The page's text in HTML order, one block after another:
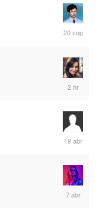
20
sep
hace
19
abril
7
abril